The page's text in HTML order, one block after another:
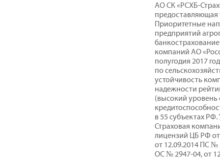
АО СК «РСХБ-
Приоритетные
предприятий
компаний АО
полугодия 2017
по
устойчивость
надежности
(высокий
в 55 субъектах
Страховая
лицензий ЦБ РФ
от 12.09.2014 ПС №
ОС № 2947-04, от